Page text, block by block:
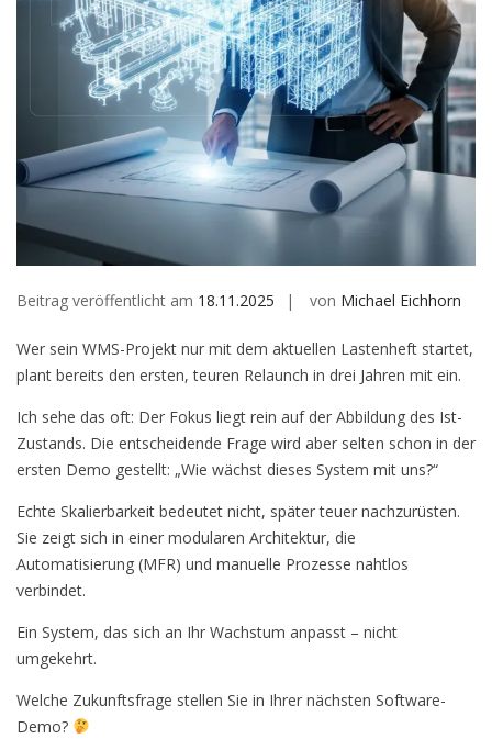
Beitrag veröffentlicht am 18.11.2025 von Michael Eichhorn
Wer sein WMS-Projekt nur mit dem aktuellen Lastenheft startet,
plant bereits den ersten, teuren Relaunch in drei Jahren mit ein.
Ich sehe das oft: Der Fokus liegt rein auf der Abbildung des Ist-
Zustands. Die entscheidende Frage wird aber selten schon in der
ersten Demo gestellt: „Wie wächst dieses System mit uns?“
Echte Skalierbarkeit bedeutet nicht, später teuer nachzurüsten.
Sie zeigt sich in einer modularen Architektur, die
Automatisierung (MFR) und manuelle Prozesse nahtlos
verbindet.
Ein System, das sich an Ihr Wachstum anpasst – nicht
umgekehrt.
Welche Zukunftsfrage stellen Sie in Ihrer nächsten Software-
Demo?